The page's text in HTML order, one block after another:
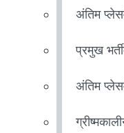
अंतिम
प्रमुख
अंतिम